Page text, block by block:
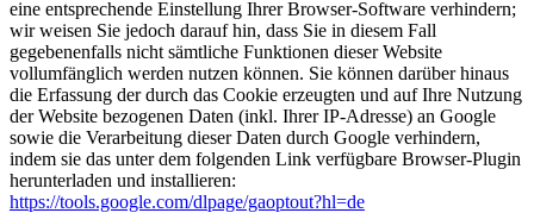
eine entsprechende Einstellung Ihrer Browser-Software verhindern;
wir weisen Sie jedoch darauf hin, dass Sie in diesem Fall
gegebenenfalls nicht sämtliche Funktionen dieser Website
vollumfänglich werden nutzen können. Sie können darüber hinaus
die Erfassung der durch das Cookie erzeugten und auf Ihre Nutzung
der Website bezogenen Daten (inkl. Ihrer IP-Adresse) an Google
sowie die Verarbeitung dieser Daten durch Google verhindern,
indem sie das unter dem folgenden Link verfügbare Browser-Plugin
herunterladen und installieren:
https://tools.google.com/dlpage/gaoptout?hl=de